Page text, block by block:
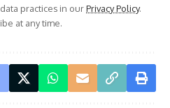
practices in ourPrivacy Policy.
at any time.